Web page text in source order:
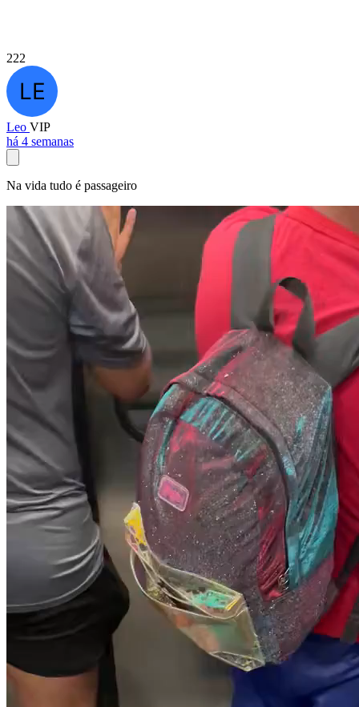
222
Leo VIP
há 4 semanas
Na vida tudo é passageiro